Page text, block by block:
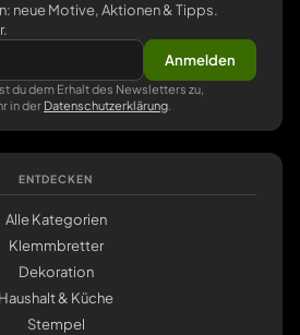
neue Motive, Aktionen & Tipps.
Anmelden
du dem Erhalt des Newsletters zu,
in der Datenschutzerklärung
ENTDECKEN
Alle Kategorien
Klemmbretter
Dekoration
Haushalt & Küche
Stempel